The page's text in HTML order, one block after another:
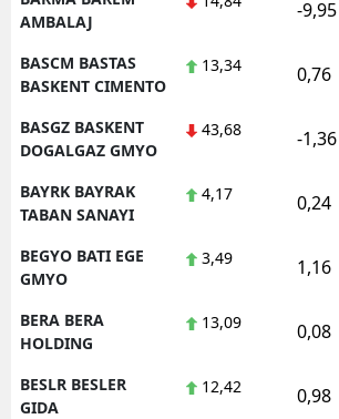
AMBALAJ
-9,95
BASCM BASTAS
BASKENT CIMENTO
13,34 0,76
BASGZ BASKENT
DOGALGAZ GMYO
43,68 -1,36
BAYRK BAYRAK
TABAN SANAYI
4,17 0,24
BEGYO BATI EGE
GMYO
3,49 1,16
BERA BERA
HOLDING
13,09 0,08
BESLR BESLER
GIDA
12,42 0,98